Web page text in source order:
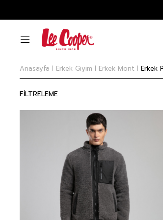
Anasayfa Erkek Giyim Erkek Mont Erkek
FİLTRELEME